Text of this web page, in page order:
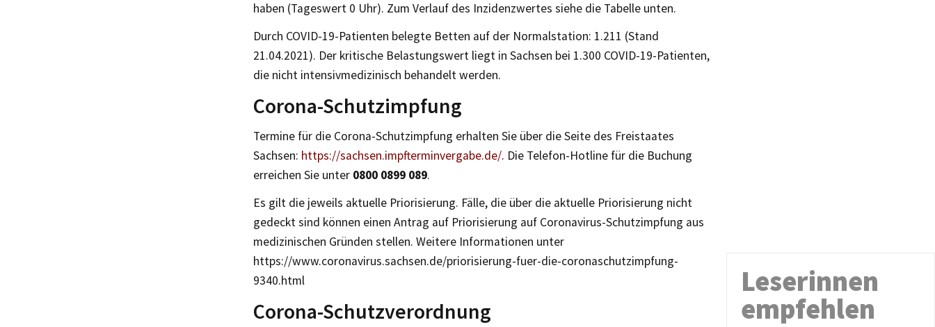
haben (Tageswert 0 Uhr). Zum Verlauf des Inzidenzwertes siehe die Tabelle unten.
Durch COVID-19-Patienten belegte Betten auf der Normalstation: 1.211 (Stand
21.04.2021). Der kritische Belastungswert liegt in Sachsen bei 1.300 COVID-19-Patienten,
die nicht intensivmedizinisch behandelt werden.
Corona-Schutzimpfung
Termine für die Corona-Schutzimpfung erhalten Sie über die Seite des Freistaates
Sachsen: https://sachsen.impfterminvergabe.de/. Die Telefon-Hotline für die Buchung
erreichen Sie unter 0800 0899 089.
Es gilt die jeweils aktuelle Priorisierung. Fälle, die über die aktuelle Priorisierung nicht
gedeckt sind können einen Antrag auf Priorisierung auf Coronavirus-Schutzimpfung aus
medizinischen Gründen stellen. Weitere Informationen unter
https://www.coronavirus.sachsen.de/priorisierung-fuer-die-coronaschutzimpfung-
9340.html
Corona-Schutzverordnung
Leserinnen
empfehlen